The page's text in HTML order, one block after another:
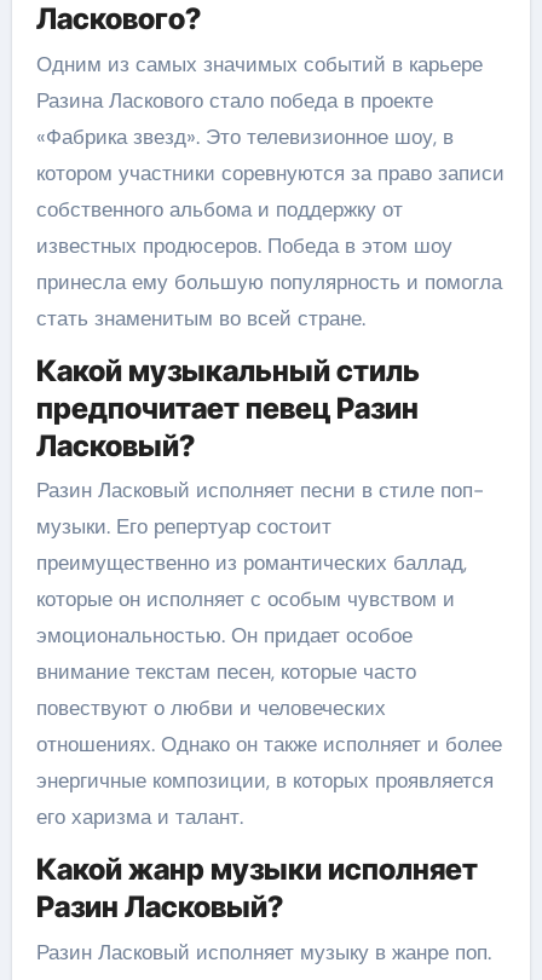
Ласкового?
Одним из самых значимых событий в карьере
Разина Ласкового стало победа в проекте
«Фабрика звезд». Это телевизионное шоу, в
котором участники соревнуются за право записи
собственного альбома и поддержку от
известных продюсеров. Победа в этом шоу
принесла ему большую популярность и помогла
стать знаменитым во всей стране.
Какой музыкальный стиль
предпочитает певец Разин
Ласковый?
Разин Ласковый исполняет песни в стиле поп-
музыки. Его репертуар состоит
преимущественно из романтических баллад,
которые он исполняет с особым чувством и
эмоциональностью. Он придает особое
внимание текстам песен, которые часто
повествуют о любви и человеческих
отношениях. Однако он также исполняет и более
энергичные композиции, в которых проявляется
его харизма и талант.
Какой жанр музыки исполняет
Разин Ласковый?
Разин Ласковый исполняет музыку в жанре поп.